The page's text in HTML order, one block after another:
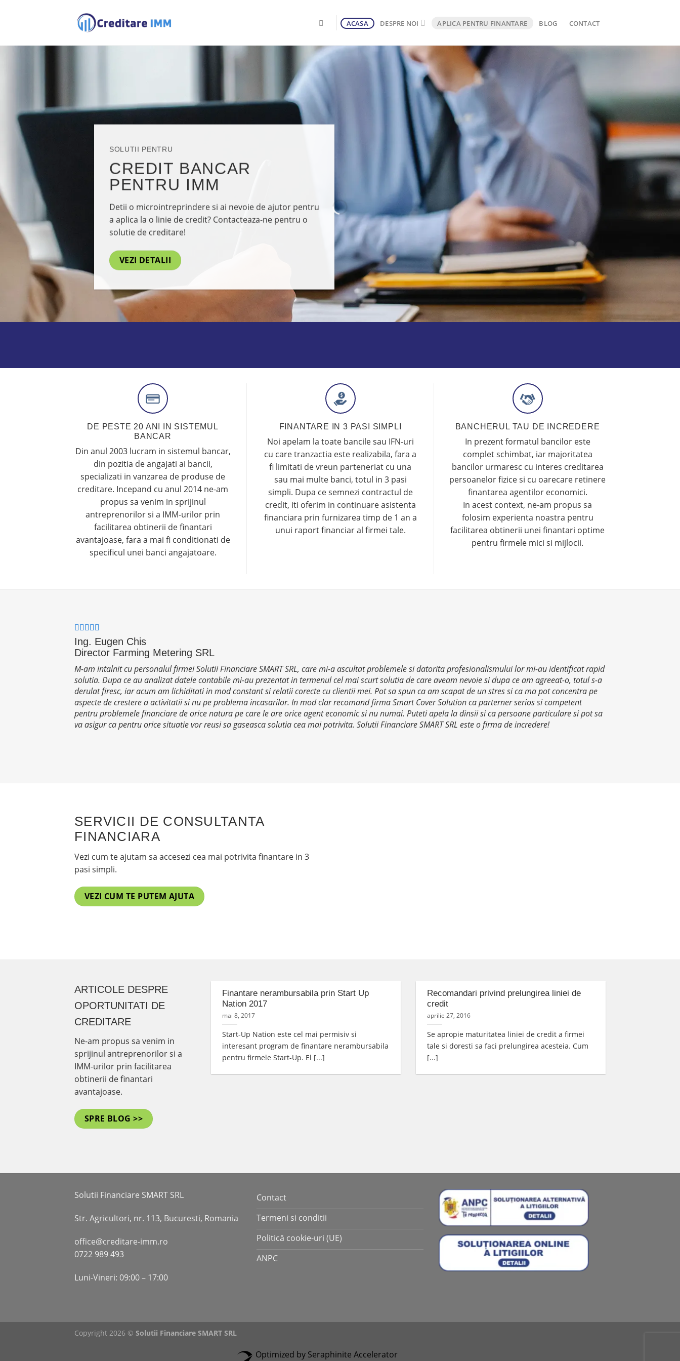
ACASA DESPRE NOI APLICA PENTRU FINANTARE BLOG CONTACT
SOLUTII PENTRU
CREDIT BANCAR
PENTRU IMM
Detii o microintreprindere si ai nevoie de ajutor pentru
a aplica la o linie de credit? Contacteaza-ne pentru o
solutie de creditare!
VEZI DETALII
DE PESTE 20 ANI IN SISTEMUL
BANCAR
Din anul 2003 lucram in sistemul bancar,
din pozitia de angajati ai bancii,
specializati in vanzarea de produse de
creditare. Incepand cu anul 2014 ne-am
propus sa venim in sprijinul
antreprenorilor si a IMM-urilor prin
facilitarea obtinerii de finantari
avantajoase, fara a mai fi conditionati de
specificul unei banci angajatoare.
FINANTARE IN 3 PASI SIMPLI
Noi apelam la toate bancile sau IFN-uri
cu care tranzactia este realizabila, fara a
fi limitati de vreun parteneriat cu una
sau mai multe banci, totul in 3 pasi
simpli. Dupa ce semnezi contractul de
credit, iti oferim in continuare asistenta
financiara prin furnizarea timp de 1 an a
unui raport financiar al firmei tale.
BANCHERUL TAU DE INCREDERE
In prezent formatul bancilor este
complet schimbat, iar majoritatea
bancilor urmaresc cu interes creditarea
persoanelor fizice si cu oarecare retinere
finantarea agentilor economici.
In acest context, ne-am propus sa
folosim experienta noastra pentru
facilitarea obtinerii unei finantari optime
pentru firmele mici si mijlocii.
Ing. Eugen Chis
Director Farming Metering SRL
M-am intalnit cu personalul firmei Solutii Financiare SMART SRL, care mi-a ascultat problemele si datorita profesionalismului lor mi-au identificat rapid
solutia. Dupa ce au analizat datele contabile mi-au prezentat in termenul cel mai scurt solutia de care aveam nevoie si dupa ce am agreeat-o, totul s-a
derulat firesc, iar acum am lichiditati in mod constant si relatii corecte cu clientii mei. Pot sa spun ca am scapat de un stres si ca ma pot concentra pe
aspecte de crestere a activitatii si nu pe problema incasarilor. In mod clar recomand firma Smart Cover Solution ca parterner serios si competent
pentru problemele financiare de orice natura pe care le are orice agent economic si nu numai. Puteti apela la dinsii si ca persoane particulare si pot sa
va asigur ca pentru orice situatie vor reusi sa gaseasca solutia cea mai potrivita. Solutii Financiare SMART SRL este o firma de incredere!
SERVICII DE CONSULTANTA
FINANCIARA
Vezi cum te ajutam sa accesezi cea mai potrivita finantare in 3
pasi simpli.
VEZI CUM TE PUTEM AJUTA
ARTICOLE DESPRE
OPORTUNITATI DE
CREDITARE
Ne-am propus sa venim in
sprijinul antreprenorilor si a
IMM-urilor prin facilitarea
obtinerii de finantari
avantajoase.
SPRE BLOG >>
Finantare nerambursabila prin Start Up
Nation 2017
mai 8, 2017
Start-Up Nation este cel mai permisiv si
interesant program de finantare nerambursabila
pentru firmele Start-Up. El [...]
Recomandari privind prelungirea liniei de
credit
aprilie 27, 2016
Se apropie maturitatea liniei de credit a firmei
tale si doresti sa faci prelungirea acesteia. Cum
[...]
Solutii Financiare SMART SRL
Str. Agricultori, nr. 113, Bucuresti, Romania
office@creditare-imm.ro
0722 989 493
Luni-Vineri: 09:00 – 17:00
Contact
Termeni si conditii
Politică cookie-uri (UE)
ANPC
Copyright 2026 © Solutii Financiare SMART SRL
Optimized by Seraphinite Accelerator